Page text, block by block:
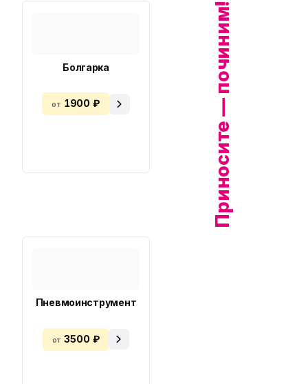
Болгарка
от 1900 ₽
Пневмоинструмент
от 3500 ₽
Приносите — починим!